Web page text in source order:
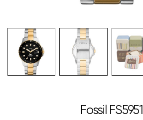
Fossil FS5951